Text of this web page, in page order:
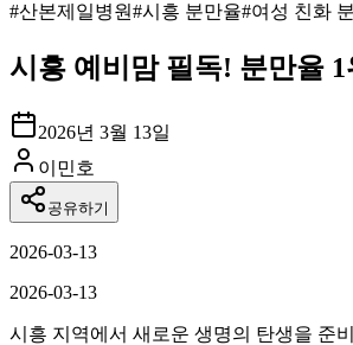
#산본제일병원#시흥 분만율#여성 친화
시흥 예비맘 필독! 분만율
2026년 3월 13일
이민호
공유하기
2026-03-13
2026-03-13
시흥 지역에서 새로운 생명의 탄생을 준